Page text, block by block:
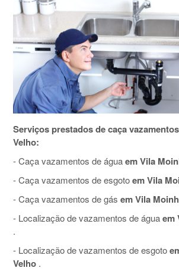
Serviços prestados de caça
Velho:
- Caça vazamentos de águaem Vila
- Caça vazamentos de esgotoem Vila
- Caça vazamentos de gás em Vila
- Localização de vazamentos de águaem
.
- Localização de vazamentos de esgoto
Velho .